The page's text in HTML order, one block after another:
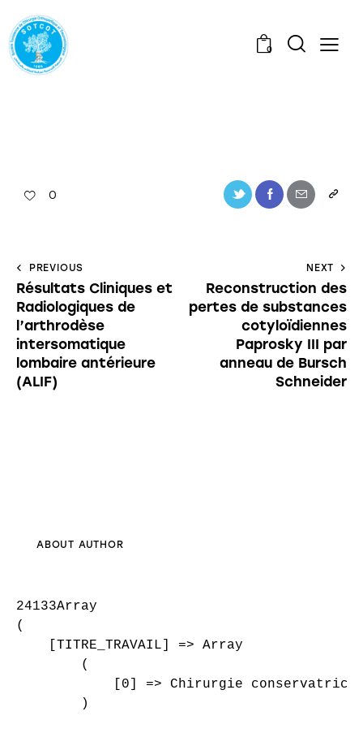
0
0
PREVIOUS
Résultats Cliniques et
Radiologiques de
l’arthrodèse
intersomatique
lombaire antérieure
(ALIF)
NEXT
Reconstruction des
pertes de substances
cotyloïdiennes
Paprosky III par
anneau de Bursch
Schneider
ABOUT AUTHOR
24133Array
(
    [TITRE_TRAVAIL] => Array
        (
[0] => Chirurgie
        )